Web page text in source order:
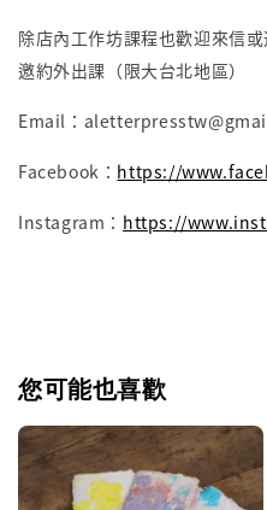
除店內工作坊課程也歡迎來信
邀約外出課（限大台北地區）
Email：
Facebook： https://
Instagram： https://
您可能也喜歡